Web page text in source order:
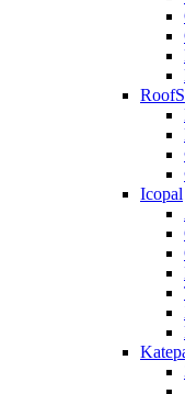
Icopal